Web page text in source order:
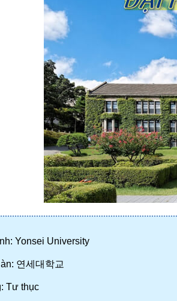
Yonsei University
연세대학교
Tư thục